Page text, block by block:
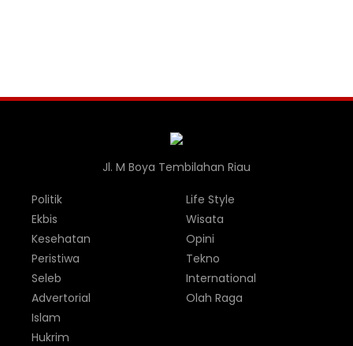
Jl. M Boya Tembilahan Riau
Politik
Ekbis
Kesehatan
Peristiwa
Seleb
Advertorial
Life Style
Wisata
Opini
Tekno
International
Olah Raga
Islam
Hukrim